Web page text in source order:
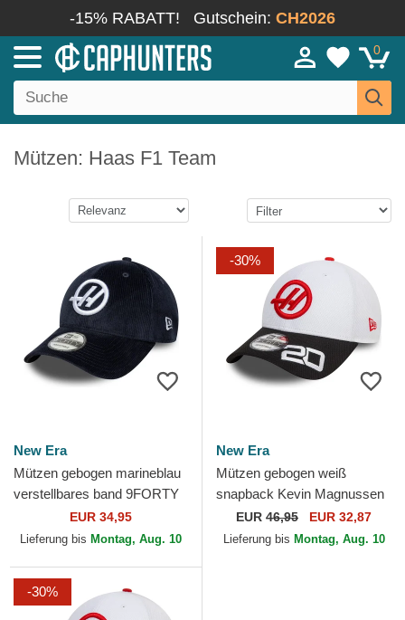
-15% RABATT! Gutschein: CH2026
0
Mützen: Haas F1 Team
New Era
Mützen gebogen marineblau
verstellbares band 9FORTY
Cord der Haas F1 Team
Formula 1 von New Era
EUR 34,95
Lieferung bis Montag, Aug. 10
-30%
New Era
Mützen gebogen weiß
snapback Kevin Magnussen
9FORTY der Haas F1 Team
Formula 1 von New Era
EUR 46,95 EUR 32,87
Lieferung bis Montag, Aug. 10
-30%